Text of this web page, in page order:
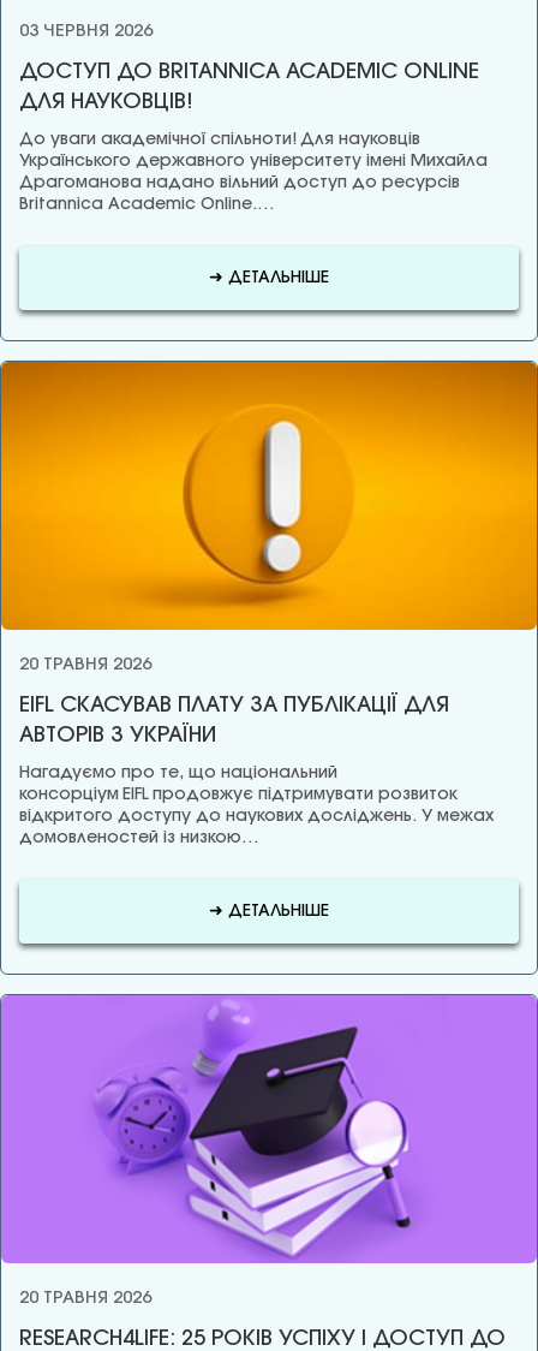
03 ЧЕРВНЯ 2026
ДОСТУП ДО BRITANNICA ACADEMIC ONLINE
ДЛЯ НАУКОВЦІВ!
До уваги академічної спільноти! Для науковців
Українського державного університету імені Михайла
Драгоманова надано вільний доступ до ресурсів
Britannica Academic Online.…
➜ ДЕТАЛЬНІШЕ
20 ТРАВНЯ 2026
EIFL СКАСУВАВ ПЛАТУ ЗА ПУБЛІКАЦІЇ ДЛЯ
АВТОРІВ З УКРАЇНИ
Нагадуємо про те, що національний
консорціум EIFL продовжує підтримувати розвиток
відкритого доступу до наукових досліджень. У межах
домовленостей із низкою…
➜ ДЕТАЛЬНІШЕ
20 ТРАВНЯ 2026
RESEARCH4LIFE: 25 РОКІВ УСПІХУ І ДОСТУП ДО